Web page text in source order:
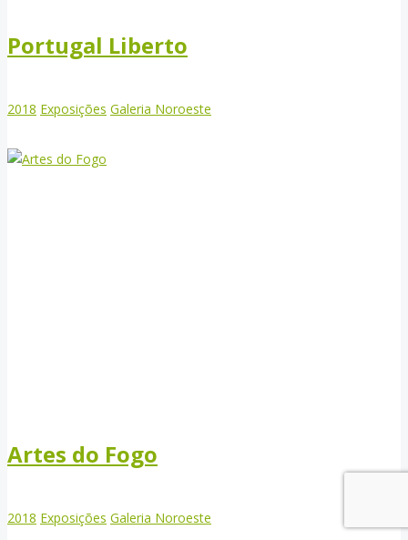
Portugal Liberto
2018 Exposições Galeria Noroeste
Artes do Fogo
2018 Exposições Galeria Noroeste